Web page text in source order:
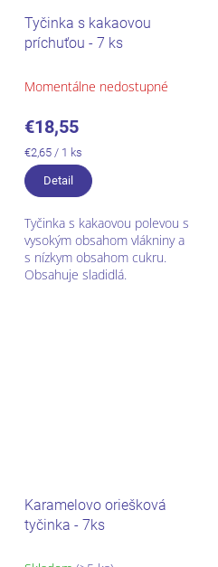
Tyčinka s kakaovou
príchuťou - 7 ks
Momentálne nedostupné
€18,55
Jednotková
cena:
€2,65 / 1 ks
Detail
Tyčinka s kakaovou polevou s
vysokým obsahom vlákniny a
s nízkym obsahom cukru.
Obsahuje sladidlá.
Karamelovo oriešková
tyčinka - 7ks